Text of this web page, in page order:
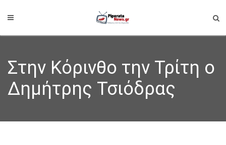
Στην Κόρινθο την Τρίτη ο
Δημήτρης Τσιόδρας